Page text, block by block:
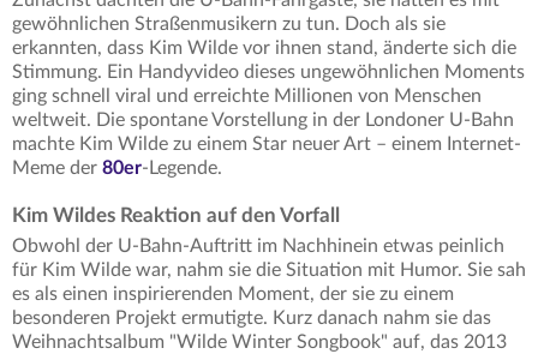
gewöhnlichen Straßenmusikern zu tun. Doch als sie
erkannten, dass Kim Wilde vor ihnen stand, änderte sich die
Stimmung. Ein Handyvideo dieses ungewöhnlichen Moments
ging schnell viral und erreichte Millionen von Menschen
weltweit. Die spontane Vorstellung in der Londoner U-Bahn
machte Kim Wilde zu einem Star neuer Art – einem Internet-
Meme der 80er-Legende.
Kim Wildes Reaktion auf den Vorfall
Obwohl der U-Bahn-Auftritt im Nachhinein etwas peinlich
für Kim Wilde war, nahm sie die Situation mit Humor. Sie sah
es als einen inspirierenden Moment, der sie zu einem
besonderen Projekt ermutigte. Kurz danach nahm sie das
Weihnachtsalbum "Wilde Winter Songbook" auf, das 2013